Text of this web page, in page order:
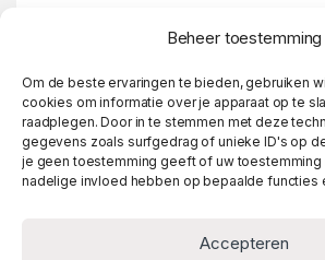
Beheer toestemming
Om de beste ervaringen te bieden, gebruiken
cookies om informatie over je apparaat op te
raadplegen. Door in te stemmen met deze
gegevens zoals surfgedrag of unieke ID's op
je geen toestemming geeft of uw toestemming
nadelige invloed hebben op bepaalde functies
Accepteren